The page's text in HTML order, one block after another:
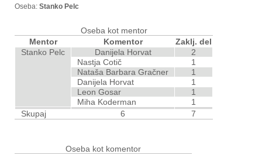
Oseba: Stanko Pelc
Oseba kot mentor
Mentor
Komentor
Zaklj. del
Stanko Pelc
Danijela Horvat
2
Nastja Cotič
1
Nataša Barbara Gračner
1
Danijela Horvat
1
Leon Gosar
1
Miha Koderman
1
Skupaj
6 7
Oseba kot komentor